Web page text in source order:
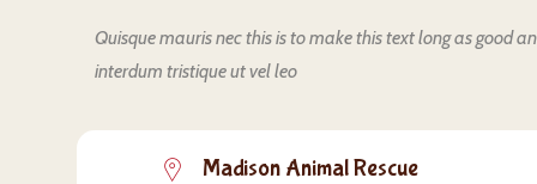
Quisque mauris nec this is to make this text long as good
interdum tristique ut vel leo
Madison Animal Rescue